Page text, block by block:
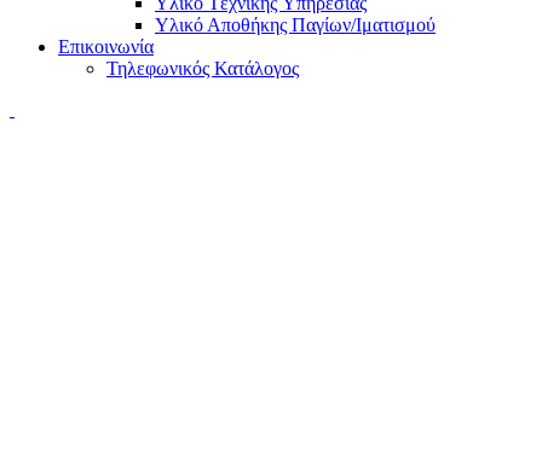
Υλικό Αποθήκης Παγίων/Ιματισμού
Επικοινωνία
Τηλεφωνικός Κατάλογος